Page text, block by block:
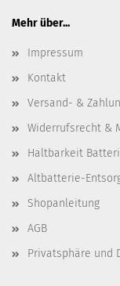
Mehr über...
Impressum
Kontakt
Versand- &
Widerrufsrecht &
Haltbarkeit
Altbatterie-
Shopanleitung
AGB
Privatsphäre und